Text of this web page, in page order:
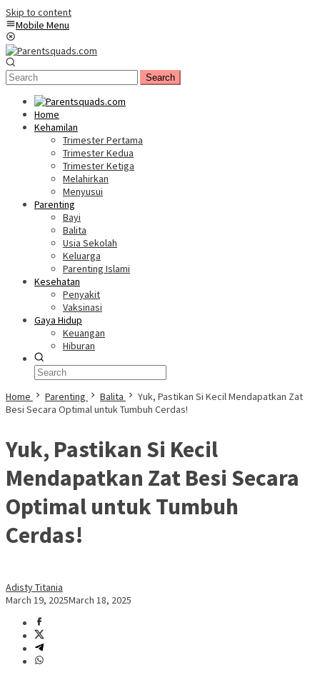
Skip to content
Mobile Menu
Search
Home
Kehamilan
Trimester Pertama
Trimester Kedua
Trimester Ketiga
Melahirkan
Menyusui
Parenting
Bayi
Balita
Usia Sekolah
Keluarga
Parenting Islami
Kesehatan
Penyakit
Vaksinasi
Gaya Hidup
Keuangan
Hiburan
Home Parenting Balita
Yuk, Pastikan Si Kecil Mendapatkan Zat
Besi Secara Optimal untuk Tumbuh Cerdas!
Yuk, Pastikan Si Kecil
Mendapatkan Zat Besi Secara
Optimal untuk Tumbuh
Cerdas!
Adisty Titania
March 19, 2025March 18, 2025